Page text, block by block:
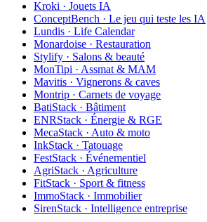
Kroki · Jouets IA
ConceptBench · Le jeu qui teste les IA
Lundis · Life Calendar
Monardoise · Restauration
Stylify · Salons & beauté
MonTipi · Assmat & MAM
Mavitis · Vignerons & caves
Montrip · Carnets de voyage
BatiStack · Bâtiment
ENRStack · Énergie & RGE
MecaStack · Auto & moto
InkStack · Tatouage
FestStack · Événementiel
AgriStack · Agriculture
FitStack · Sport & fitness
ImmoStack · Immobilier
SirenStack · Intelligence entreprise